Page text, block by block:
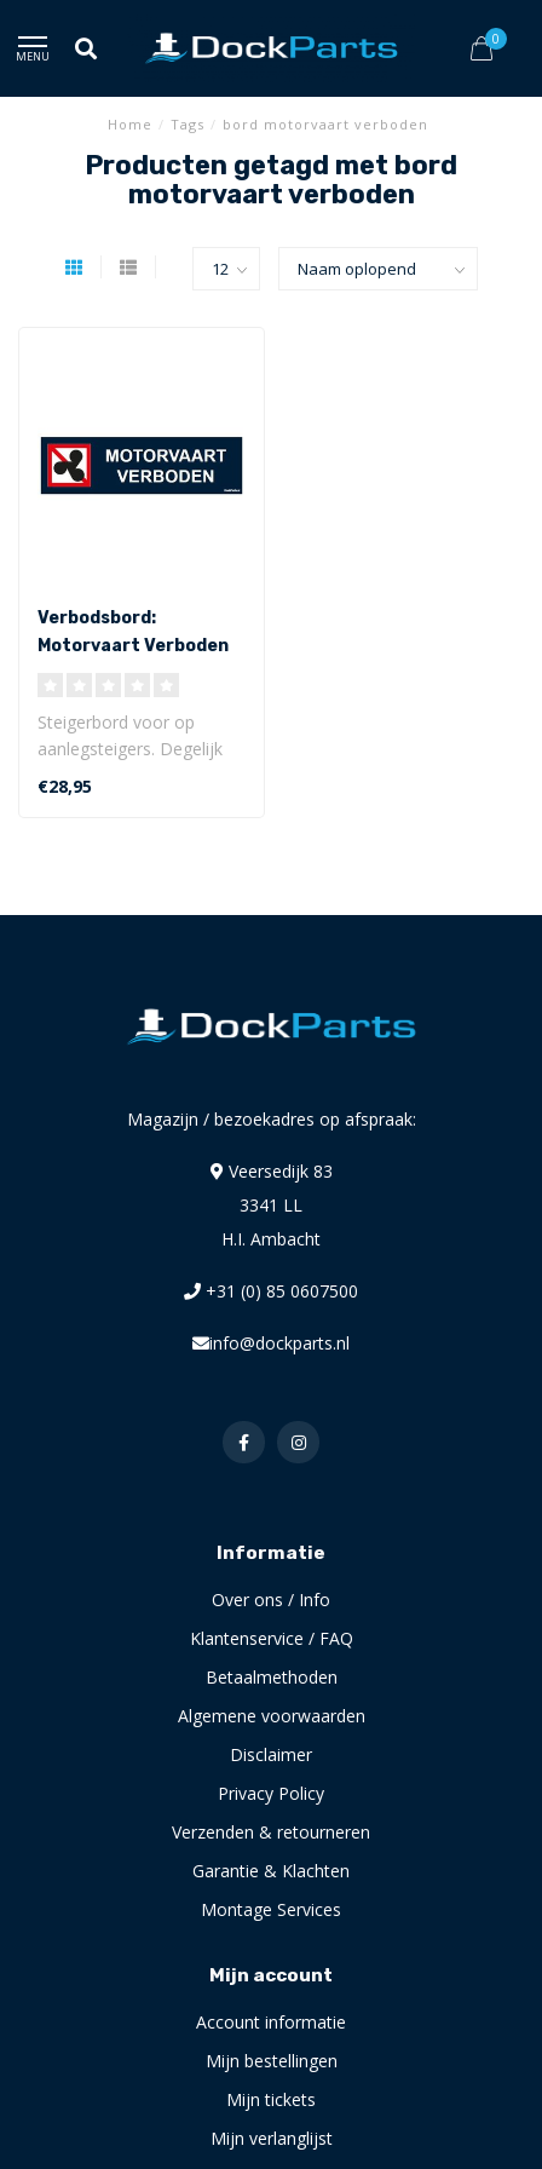
MENU
0
Home / Tags / bord motorvaart verboden
Producten getagd met bord
motorvaart verboden
Verbodsbord:
Motorvaart Verboden
Steigerbord voor op
aanlegsteigers. Degelijk
en fraai verbodsbord
welke eenvoudi..
€28,95
Magazijn / bezoekadres op afspraak:
Veersedijk 83
3341 LL
H.I. Ambacht
+31 (0) 85 0607500
info@dockparts.nl
Informatie
Over ons / Info
Klantenservice / FAQ
Betaalmethoden
Algemene voorwaarden
Disclaimer
Privacy Policy
Verzenden & retourneren
Garantie & Klachten
Montage Services
Mijn account
Account informatie
Mijn bestellingen
Mijn tickets
Mijn verlanglijst